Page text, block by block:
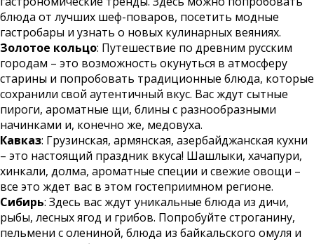
блюда от лучших шеф-поваров, посетить модные
гастробары и узнать о новых кулинарных веяниях.
Золотое кольцо: Путешествие по древним русским
городам – это возможность окунуться в атмосферу
старины и попробовать традиционные блюда, которые
сохранили свой аутентичный вкус. Вас ждут сытные
пироги, ароматные щи, блины с разнообразными
начинками и, конечно же, медовуха.
Кавказ: Грузинская, армянская, азербайджанская кухни
– это настоящий праздник вкуса! Шашлыки, хачапури,
хинкали, долма, ароматные специи и свежие овощи –
все это ждет вас в этом гостеприимном регионе.
Сибирь: Здесь вас ждут уникальные блюда из дичи,
рыбы, лесных ягод и грибов. Попробуйте строганину,
пельмени с олениной, блюда из байкальского омуля и